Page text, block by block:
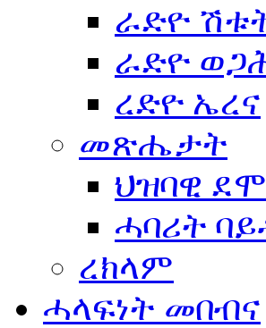
ራድዮ
ራድዮ
ረድዮ ኤረና
መጽሔታት
ህዝባዊ
ሓባሪት
ረክላም
ሓላፍነት መበብና